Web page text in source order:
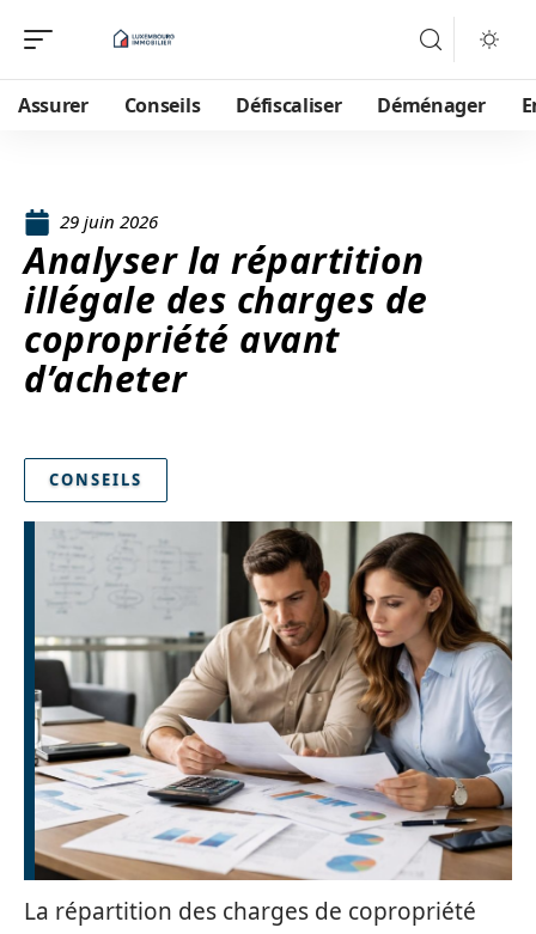
Assurer Conseils Défiscaliser Déménager
29 juin 2026
Analyser la répartition
illégale des charges de
copropriété avant
d’acheter
CONSEILS
La répartition des charges de copropriété